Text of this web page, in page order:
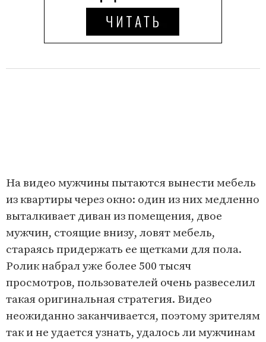
На видео мужчины пытаются вынести мебель
из квартиры через окно: один из них медленно
выталкивает диван из помещения, двое
мужчин, стоящие внизу, ловят мебель,
стараясь придержать ее щетками для пола.
Ролик набрал уже более 500 тысяч
просмотров, пользователей очень развеселил
такая оригинальная стратегия. Видео
неожиданно заканчивается, поэтому зрителям
так и не удается узнать, удалось ли мужчинам